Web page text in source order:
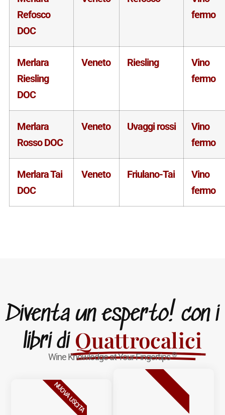
Refosco
DOC
fermo
Merlara
Riesling
DOC
Veneto Riesling
Vino
fermo
Merlara
Rosso DOC
Veneto Uvaggi rossi
Vino
fermo
Merlara Tai
DOC
Veneto Friulano-Tai
Vino
fermo
Diventa un esperto! con i
libri di Quattrocalici
Wine Knowledge at Your Fingertips®
NUOVA USCITA BESTSELLER